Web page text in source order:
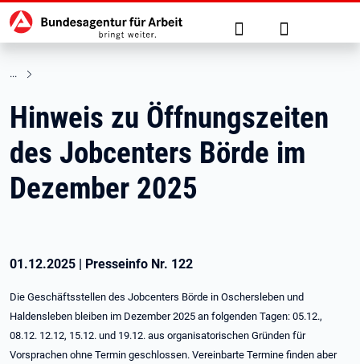
zu den Hauptinhalten springen
Hauptnavigation Suche Anmelden
Hinweis zu Öffnungszeiten
des Jobcenters Börde im
Dezember 2025
01.12.2025 | Presseinfo Nr. 122
Die Geschäftsstellen des Jobcenters Börde in Oschersleben und
Haldensleben bleiben im Dezember 2025 an folgenden Tagen: 05.12.,
08.12. 12.12, 15.12. und 19.12. aus organisatorischen Gründen für
Vorsprachen ohne Termin geschlossen. Vereinbarte Termine finden aber